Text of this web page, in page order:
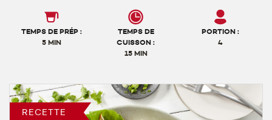
TEMPS DE PRÉP :
5 MIN
TEMPS DE
CUISSON :
15 MIN
PORTION :
4
RECETTE